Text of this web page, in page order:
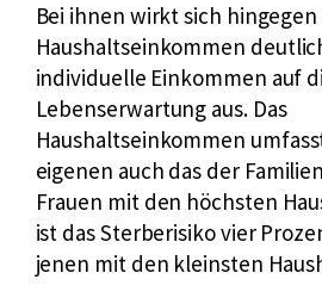
Bei ihnen wirkt sich hingegen
Haushaltseinkommen
individuelle Einkommen auf
Lebenserwartung aus. Das
Haushaltseinkommen
eigenen auch das der
Frauen mit den höchsten
ist das Sterberisiko vier
jenen mit den kleinsten